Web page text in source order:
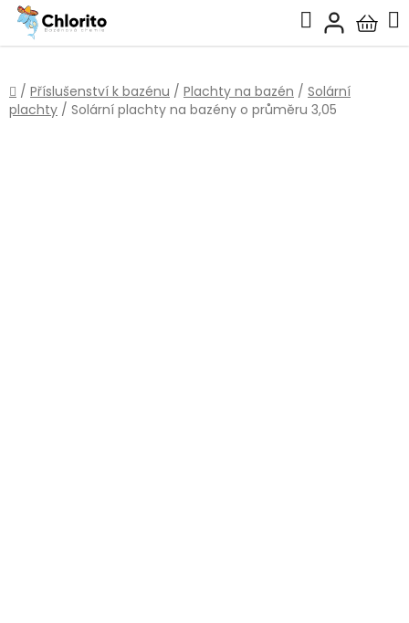
Přejít
obsah
Hledat
košík
Domů
/ Příslušenství k bazénu / Plachty na bazén / Solární
plachty / Solární plachty na bazény o průměru 3,05